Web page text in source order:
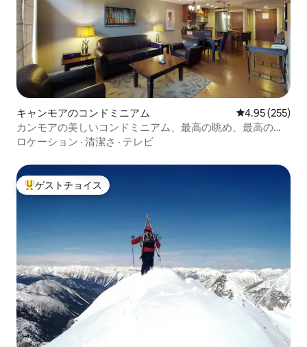
キャンモアのコンドミニアム レビュー255
4.95 (255)
カンモアの美しいコンドミニアム、最高の眺め、最高の料
金
ロケーション · 清潔さ · テレビ
大好評のゲストチョイスです。
ゲストチョイス